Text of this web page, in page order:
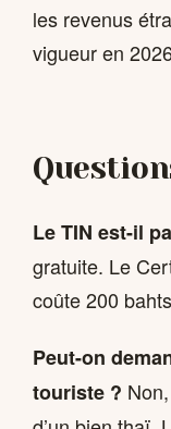
les revenus
vigueur en
Le TIN est-il
gratuite. Le
coûte 200
Peut-on
touriste ?